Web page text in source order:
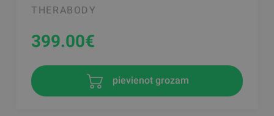
THERABODY
399.00€
pievienot grozam